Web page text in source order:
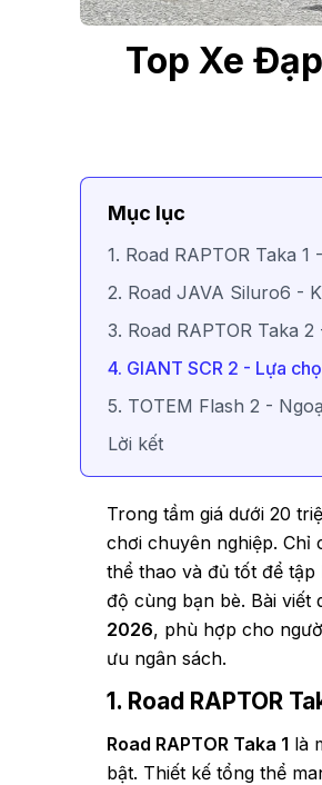
Top Xe
Mục lục
1. Road RAPTOR Taka
2. Road JAVA Siluro6 -
3. Road RAPTOR Taka
4. GIANT SCR 2 - Lựa
5. TOTEM Flash 2 -
Lời kết
Trong tầm giá dưới 20
chơi chuyên nghiệp. Chỉ
thể thao và đủ tốt để
độ cùng bạn bè. Bài viết
2026, phù hợp cho
ưu ngân sách.
1. Road RAPTOR
Road RAPTOR Taka 1 là
bật. Thiết kế tổng thể